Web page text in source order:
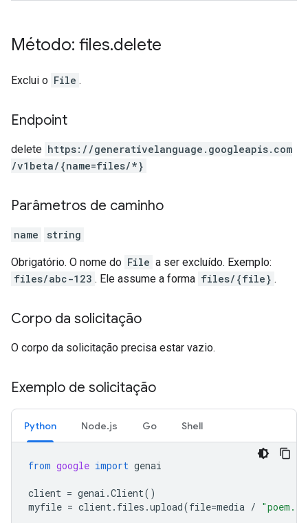
Método: files.delete
Exclui o File .
Endpoint
delete https: / /generativelanguage.googleapis.com
/v1beta/{name=files/*}
Parâmetros de caminho
name string
Obrigatório. O nome do File a ser excluído. Exemplo:
files/abc-123 . Ele assume a forma files/{file} .
Corpo da solicitação
O corpo da solicitação precisa estar vazio.
Exemplo de solicitação
Python Node.js Go Shell
from google import genai
client = genai .Client()
myfile = client. files .upload(file=media /